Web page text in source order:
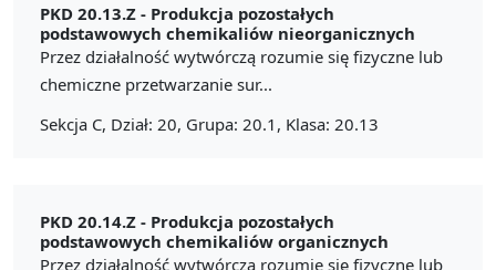
PKD 20.13.Z - Produkcja pozostałych
podstawowych chemikaliów nieorganicznych
Przez działalność wytwórczą rozumie się fizyczne lub
chemiczne przetwarzanie sur...
Sekcja C, Dział: 20, Grupa: 20.1, Klasa: 20.13
PKD 20.14.Z - Produkcja pozostałych
podstawowych chemikaliów organicznych
Przez działalność wytwórczą rozumie się fizyczne lub